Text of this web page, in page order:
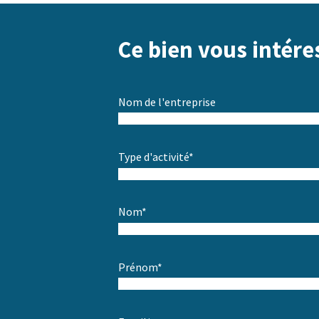
Ce bien vous
Nom de l'entreprise
Type d'activité*
Nom*
Prénom*